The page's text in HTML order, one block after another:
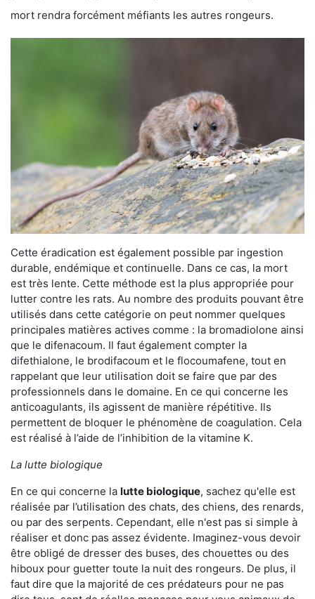
mort rendra forcément méfiants les autres rongeurs.
Cette éradication est également possible par ingestion
durable, endémique et continuelle. Dans ce cas, la mort
est très lente. Cette méthode est la plus appropriée pour
lutter contre les rats. Au nombre des produits pouvant être
utilisés dans cette catégorie on peut nommer quelques
principales matières actives comme : la bromadiolone ainsi
que le difenacoum. Il faut également compter la
difethialone, le brodifacoum et le flocoumafene, tout en
rappelant que leur utilisation doit se faire que par des
professionnels dans le domaine. En ce qui concerne les
anticoagulants, ils agissent de manière répétitive. Ils
permettent de bloquer le phénomène de coagulation. Cela
est réalisé à l’aide de l’inhibition de la vitamine K.
La lutte biologique
En ce qui concerne la lutte biologique, sachez qu'elle est
réalisée par l’utilisation des chats, des chiens, des renards,
ou par des serpents. Cependant, elle n'est pas si simple à
réaliser et donc pas assez évidente. Imaginez-vous devoir
être obligé de dresser des buses, des chouettes ou des
hiboux pour guetter toute la nuit des rongeurs. De plus, il
faut dire que la majorité de ces prédateurs pour ne pas